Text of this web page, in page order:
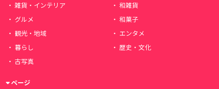
雑貨・インテリア
和雑貨
グルメ
和菓子
観光・地域
エンタメ
暮らし
歴史・文化
古写真
ページ